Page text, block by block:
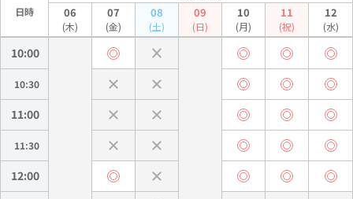
日時 06
(木)
07
(金)
08
(土)
09
(日)
10
(月)
11
(祝)
12
(水)
10:00
10:30
11:00
11:30
12:00